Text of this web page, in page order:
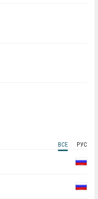
ВСЕ РУС